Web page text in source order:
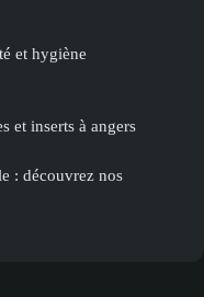
et hygiène
et inserts à angers
: découvrez nos